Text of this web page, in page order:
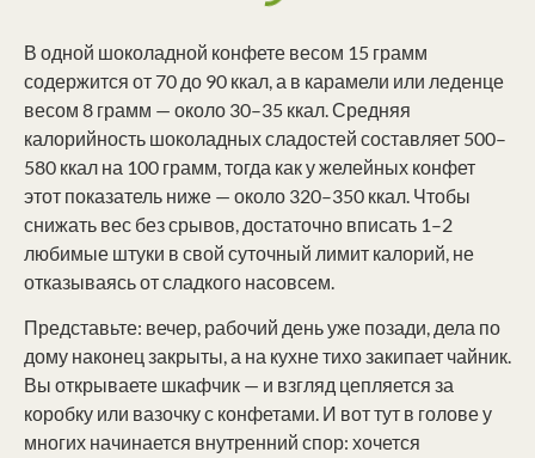
В одной шоколадной конфете весом 15 грамм
содержится от 70 до 90 ккал, а в карамели или леденце
весом 8 грамм — около 30–35 ккал. Средняя
калорийность шоколадных сладостей составляет 500–
580 ккал на 100 грамм, тогда как у желейных конфет
этот показатель ниже — около 320–350 ккал. Чтобы
снижать вес без срывов, достаточно вписать 1–2
любимые штуки в свой суточный лимит калорий, не
отказываясь от сладкого насовсем.
Представьте: вечер, рабочий день уже позади, дела по
дому наконец закрыты, а на кухне тихо закипает чайник.
Вы открываете шкафчик — и взгляд цепляется за
коробку или вазочку с конфетами. И вот тут в голове у
многих начинается внутренний спор: хочется